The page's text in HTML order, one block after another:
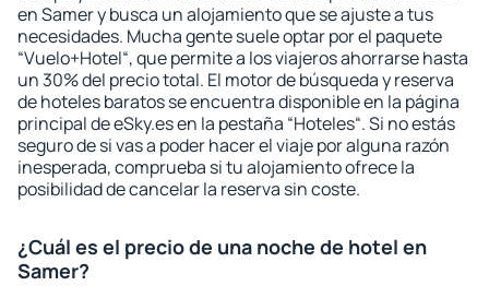
en Samer y busca un alojamiento que se ajuste a tus
necesidades. Mucha gente suele optar por el paquete
“Vuelo+Hotel“, que permite a los viajeros ahorrarse hasta
un 30% del precio total. El motor de búsqueda y reserva
de hoteles baratos se encuentra disponible en la página
principal de eSky.es en la pestaña “Hoteles“. Si no estás
seguro de si vas a poder hacer el viaje por alguna razón
inesperada, comprueba si tu alojamiento ofrece la
posibilidad de cancelar la reserva sin coste.
¿Cuál es el precio de una noche de hotel en
Samer?